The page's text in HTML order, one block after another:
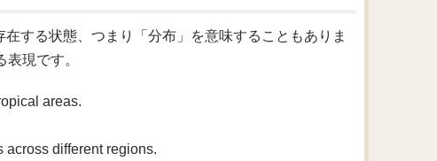
する状態、つまり「分布」を意味することもありま
現です。
areas.
different regions.